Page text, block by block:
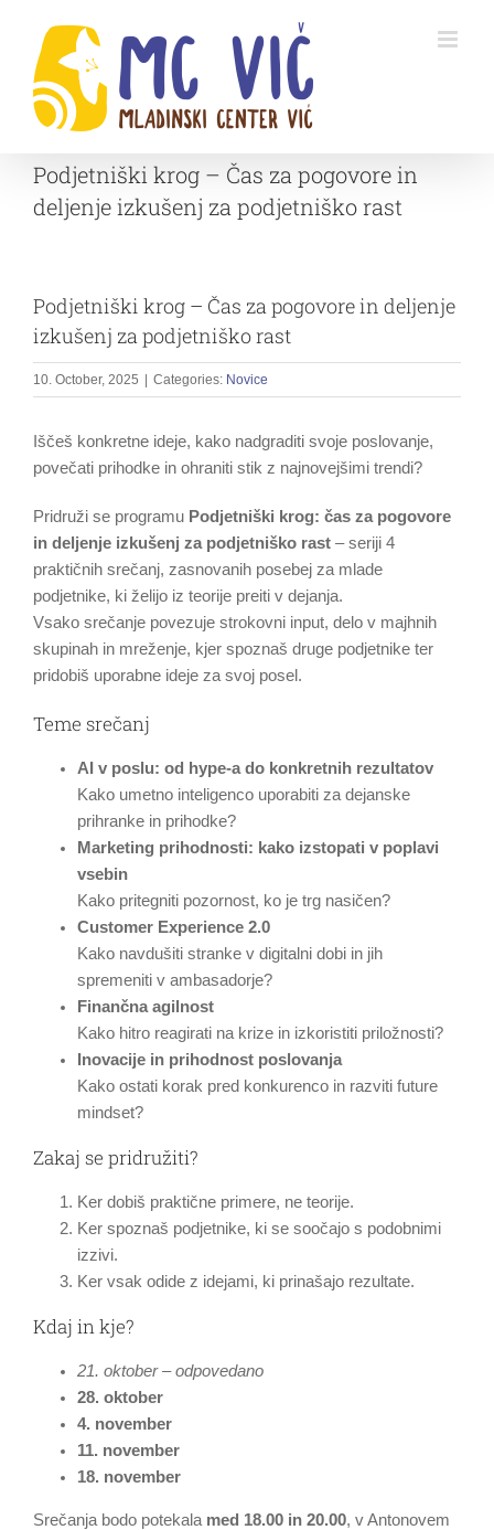
content
Podjetniški krog – Čas za pogovore in
deljenje izkušenj za podjetniško rast
Podjetniški krog – Čas za pogovore in deljenje
izkušenj za podjetniško rast
10. October, 2025 Categories: Novice
Iščeš konkretne ideje, kako nadgraditi svoje poslovanje,
povečati prihodke in ohraniti stik z najnovejšimi trendi?
Pridruži se programu Podjetniški krog: čas za pogovore
in deljenje izkušenj za podjetniško rast – seriji 4
praktičnih srečanj, zasnovanih posebej za mlade
podjetnike, ki želijo iz teorije preiti v dejanja.
Vsako srečanje povezuje strokovni input, delo v majhnih
skupinah in mreženje, kjer spoznaš druge podjetnike ter
pridobiš uporabne ideje za svoj posel.
Teme srečanj
AI v poslu: od hype-a do konkretnih rezultatov
Kako umetno inteligenco uporabiti za dejanske
prihranke in prihodke?
Marketing prihodnosti: kako izstopati v poplavi
vsebin
Kako pritegniti pozornost, ko je trg nasičen?
Customer Experience 2.0
Kako navdušiti stranke v digitalni dobi in jih
spremeniti v ambasadorje?
Finančna agilnost
Kako hitro reagirati na krize in izkoristiti priložnosti?
Inovacije in prihodnost poslovanja
Kako ostati korak pred konkurenco in razviti future
mindset?
Zakaj se pridružiti?
Ker dobiš praktične primere, ne teorije.
Ker spoznaš podjetnike, ki se soočajo s podobnimi
izzivi.
Ker vsak odide z idejami, ki prinašajo rezultate.
Kdaj in kje?
21. oktober – odpovedano
28. oktober
4. november
11. november
18. november
Srečanja bodo potekala med 18.00 in 20.00, v Antonovem